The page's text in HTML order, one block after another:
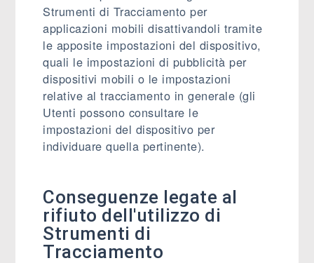
Strumenti di Tracciamento per
applicazioni mobili disattivandoli tramite
le apposite impostazioni del dispositivo,
quali le impostazioni di pubblicità per
dispositivi mobili o le impostazioni
relative al tracciamento in generale (gli
Utenti possono consultare le
impostazioni del dispositivo per
individuare quella pertinente).
Conseguenze legate al
rifiuto dell'utilizzo di
Strumenti di
Tracciamento